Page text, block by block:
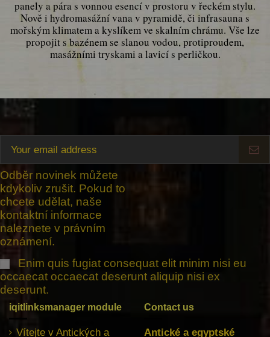
panely a pára s vonnou esencí v prostoru v řeckém stylu.
Nově i hydromasážní vana v pyramidě, či infrasauna s
mořským klimatem a kyslíkem ve skalním chrámu. Vše lze
propojit s bazénem se slanou vodou, protiproudem,
masážními tryskami a lavicí s perličkou.
Odběr novinek můžete
kdykoliv zrušit. Pokud to
chcete udělat, naše
kontaktní informace
naleznete v právním
oznámení.
Enim quis fugiat consequat elit minim nisi eu
occaecat occaecat deserunt aliquip nisi ex
deserunt.
iqitlinksmanager module
Vítejte v Antických a
Contact us
Antické a egyptské